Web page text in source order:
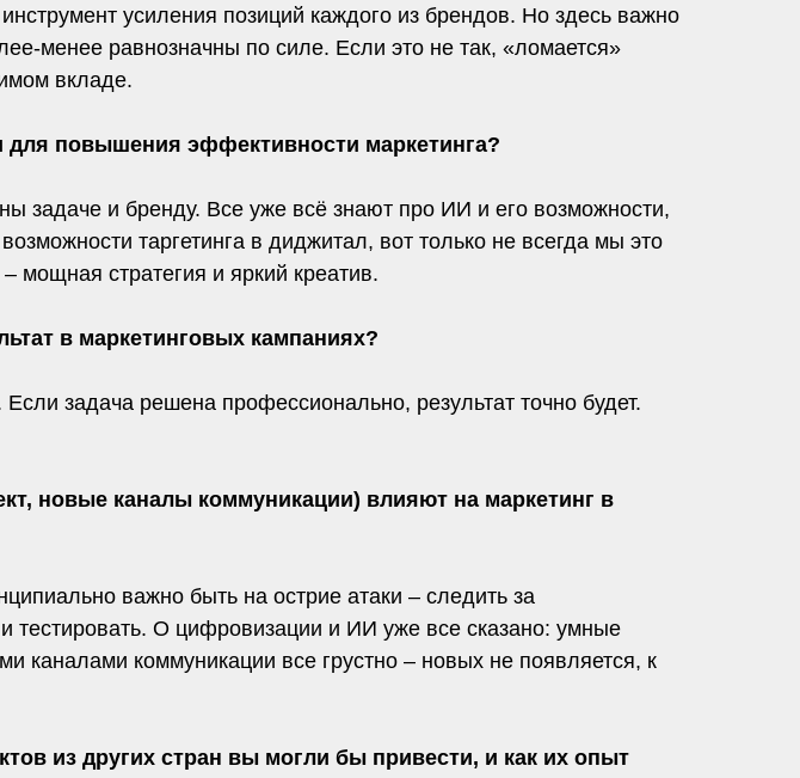
усиления позиций каждого из брендов. Но здесь важно
менее равнозначны по силе. Если это не так, «ломается»
вкладе.
для повышения эффективности маркетинга?
задаче и бренду. Все уже всё знают про ИИ и его возможности,
таргетинга в диджитал, вот только не всегда мы это
мощная стратегия и яркий креатив.
в маркетинговых кампаниях?
задача решена профессионально, результат точно будет.
новые каналы коммуникации) влияют на маркетинг в
важно быть на острие атаки – следить за
тестировать. О цифровизации и ИИ уже все сказано: умные
каналами коммуникации все грустно – новых не появляется, к
из других стран вы могли бы привести, и как их опыт